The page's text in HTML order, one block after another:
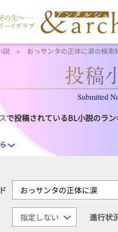
説 おっサンタの正体に涙の検索
Submitted
で投稿されているBL小説のラン
進行状